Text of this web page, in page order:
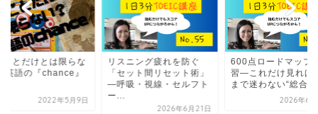
ことだけとは限らな
英語の『chance』
2022年5月9日
リスニング疲れを防ぐ
「セット間リセット術」
—呼吸・視線・セルフト
ー...
2026年6月21日
600点ロードマップ
習—これだけ見れば
まで迷わない“総合
2026年6